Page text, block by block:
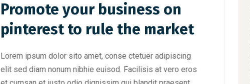
Promote your business on
pinterest to rule the market
Lorem ipsum dolor sito amet, conse ctetuer adipiscing
elit sed diam nonum nibhie euisod. Facilisis at vero eros